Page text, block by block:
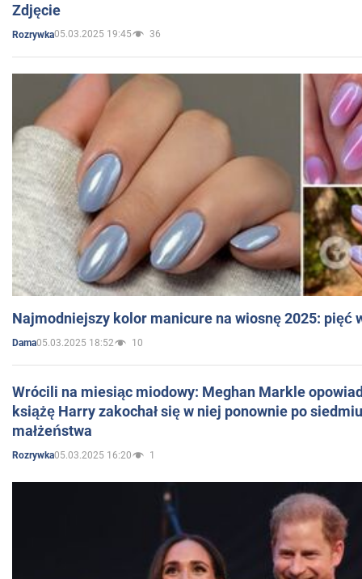
Zdjęcie
Rozrywka05.03.2025 19:45 36
Najmodniejszy kolor manicure na wiosnę 2025: pięć
Dama05.03.2025 18:52 10
Wrócili na miesiąc miodowy: Meghan Markle
książę Harry zakochał się w niej ponownie po
małżeństwa
Rozrywka05.03.2025 16:20 1